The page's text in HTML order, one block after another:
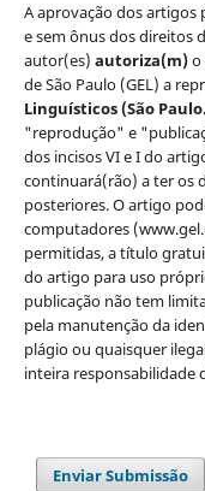
A aprovação dos artigos
e sem ônus dos direitos
autor(es) autoriza(m)o
de São Paulo (GEL) a
Linguísticos(São
"reprodução" e
dos incisos VI e I do
continuará(rão) a ter os
posteriores. O artigo
computadores
permitidas, a título
do artigo para uso
publicação não tem
pela manutenção da
plágio ou quaisquer
inteira responsabilidade
Enviar Submissão